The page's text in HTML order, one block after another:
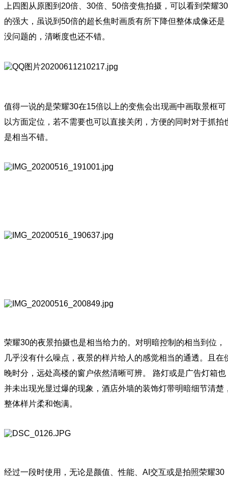
上四图从原图到20倍、30倍、50倍变焦拍摄，可以看到荣耀30
的强大，虽说到50倍的超长焦时画质有所下降但整体成像还是
没问题的，清晰度也还不错。
值得一说的是荣耀30在15倍以上的变焦会出现画中画取景框可
以方面定位，若不需要也可以直接关闭，方便的同时对于抓拍
是相当不错。
荣耀30的夜景拍摄也是相当给力的。对明暗控制的相当到位，
几乎没有什么噪点，夜景的样片给人的感觉相当的通透。且在
晚时分，远处高楼的窗户依然清晰可辨。 路灯或是广告灯箱也
并未出现光显过爆的现象，酒店外墙的装饰灯带明暗细节清楚
整体样片柔和饱满。
经过一段时使用，无论是颜值、性能、AI交互或是拍照荣耀30